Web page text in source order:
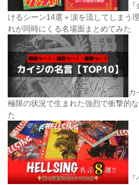
けるシーン14選＋涙を流してしまう
れが同時にくる名場面まとめてみた
カ
極限の状況で生まれた強烈で衝撃的
た